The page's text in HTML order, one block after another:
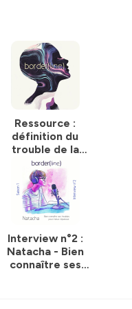
Ressource :
définition du
trouble de la
personnalité
borderline et des
critères
diagnostiques dans
le DSM-5
Interview n°2 :
Natacha - Bien
connaître ses